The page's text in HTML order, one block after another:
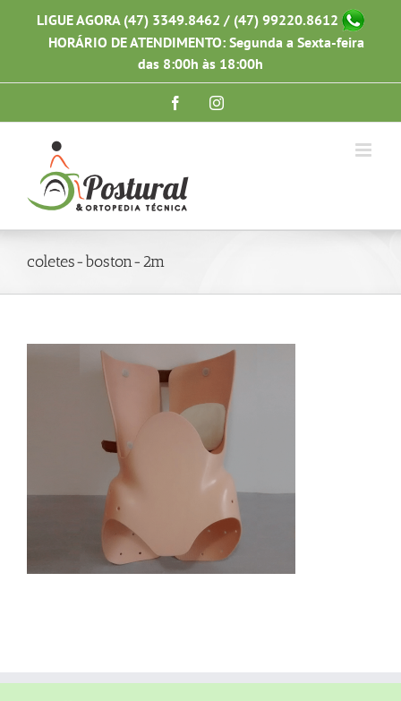
LIGUE AGORA (47) 3349.8462 / (47) 99220.8612
HORÁRIO DE ATENDIMENTO: Segunda a Sexta-feira
das 8:00h às 18:00h
FacebookInstagram
coletes-boston-2m